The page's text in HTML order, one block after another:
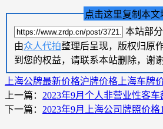
点击这里复制本文
本站部
由众人代拍整理后呈现，版权归原
到您的权益，请联系本站删除，谢谢
上海公牌最新价格沪牌价格上海车牌
上一篇： 2023年9月个人非营业性客
下一篇： 2023年9月上海公司牌照价格